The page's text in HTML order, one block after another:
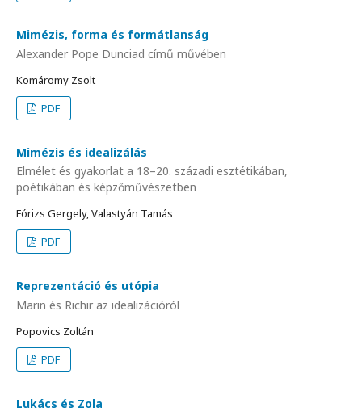
Mimézis, forma és formátlanság
Alexander Pope Dunciad című művében
Komáromy Zsolt
PDF
Mimézis és idealizálás
Elmélet és gyakorlat a 18–20. századi esztétikában,
poétikában és képzőművészetben
Fórizs Gergely, Valastyán Tamás
PDF
Reprezentáció és utópia
Marin és Richir az idealizációról
Popovics Zoltán
PDF
Lukács és Zola